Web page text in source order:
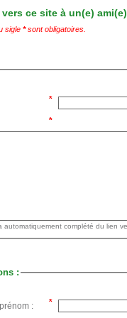
ce site à un(e) ami(e)
sigle *sont obligatoires.
:
: